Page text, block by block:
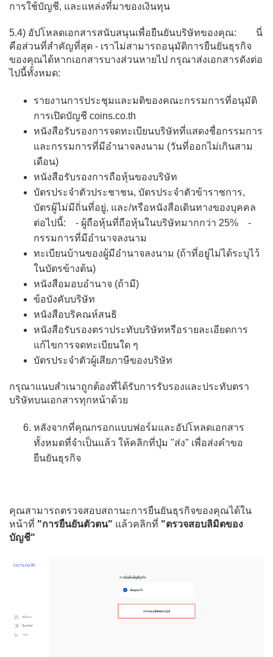
การใช้บัญชี, และแหล่งที่มาของเงินทุน
5.4) อัปโหลดเอกสารสนับสนุนเพื่อยืนยันบริษัทของคุณ: นี่
คือส่วนที่สำคัญที่สุด - เราไม่สามารถอนุมัติการยืนยันธุรกิจ
ของคุณได้หากเอกสารบางส่วนหายไป กรุณาส่งเอกสารดังต่อ
ไปนี้ทั้งหมด:
รายงานการประชุมและมติของคณะกรรมการที่อนุมัติ
การเปิดบัญชี coins.co.th
หนังสือรับรองการจดทะเบียนบริษัทที่แสดงชื่อกรรมการ
และกรรมการที่มีอำนาจลงนาม (วันที่ออกไม่เกินสาม
เดือน)
หนังสือรับรองการถือหุ้นของบริษัท
บัตรประจำตัวประชาชน, บัตรประจำตัวข้าราชการ,
บัตรผู้ไม่มีถิ่นที่อยู่, และ/หรือหนังสือเดินทางของบุคคล
ต่อไปนี้: - ผู้ถือหุ้นที่ถือหุ้นในบริษัทมากกว่า 25% -
กรรมการที่มีอำนาจลงนาม
ทะเบียนบ้านของผู้มีอำนาจลงนาม (ถ้าที่อยู่ไม่ได้ระบุไว้
ในบัตรข้างต้น)
หนังสือมอบอำนาจ (ถ้ามี)
ข้อบังคับบริษัท
หนังสือบริคณห์สนธิ
หนังสือรับรองตราประทับบริษัทหรือรายละเอียดการ
แก้ไขการจดทะเบียนใด ๆ
บัตรประจำตัวผู้เสียภาษีของบริษัท
กรุณาแนบสำเนาถูกต้องที่ได้รับการรับรองและประทับตรา
บริษัทบนเอกสารทุกหน้าด้วย
หลังจากที่คุณกรอกแบบฟอร์มและอัปโหลดเอกสาร
ทั้งหมดที่จำเป็นแล้ว ให้คลิกที่ปุ่ม "ส่ง" เพื่อส่งคำขอ
ยืนยันธุรกิจ
คุณสามารถตรวจสอบสถานะการยืนยันธุรกิจของคุณได้ใน
หน้าที่ "การยืนยันตัวตน" แล้วคลิกที่ "ตรวจสอบลิมิตของ
บัญชี"